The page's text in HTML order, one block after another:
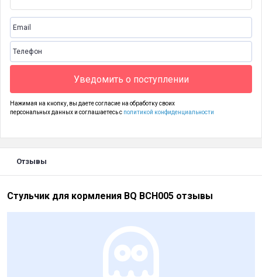
Уведомить о поступлении
Нажимая на кнопку, вы даете согласие на обработку своих
персональных данных и соглашаетесь с политикой конфиденциальности
Отзывы
Стульчик для кормления BQ BCH005 отзывы